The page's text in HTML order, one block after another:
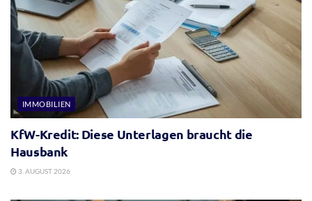
IMMOBILIEN
KfW-Kredit: Diese Unterlagen braucht die
Hausbank
3. AUGUST 2026